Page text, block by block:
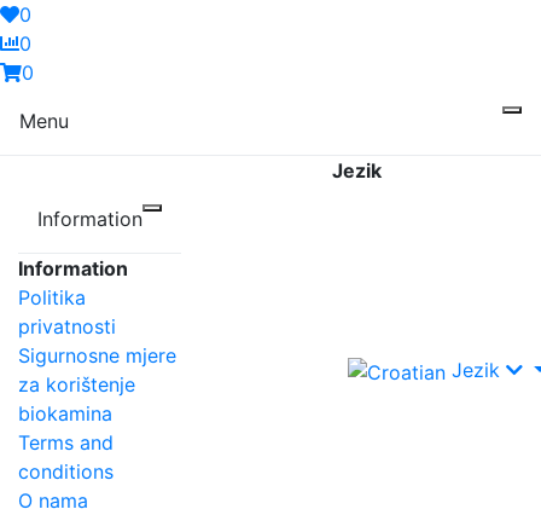
0
0
0
Menu
Information
Information
Politika
privatnosti
Sigurnosne mjere
za korištenje
biokamina
Terms and
conditions
O nama
Jezik
Jezik